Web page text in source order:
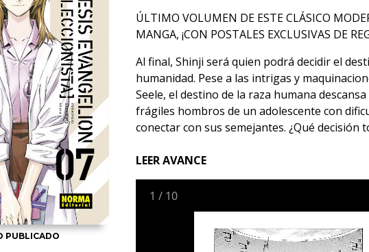
PUBLICADO
ÚLTIMO VOLUMEN DE ESTE CLÁSICO
MANGA, ¡CON POSTALES EXCLUSIVAS DE
Al final, Shinji será quien podrá decidir el
humanidad. Pese a las intrigas y
Seele, el destino de la raza humana
frágiles hombros de un adolescente con
conectar con sus semejantes. ¿Qué decisión
LEER AVANCE
1 / 10